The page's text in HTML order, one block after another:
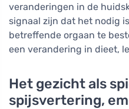
veranderingen in de
signaal zijn dat het nodig
betreffende orgaan te
een verandering in dieet,
Het gezicht als
spijsvertering,